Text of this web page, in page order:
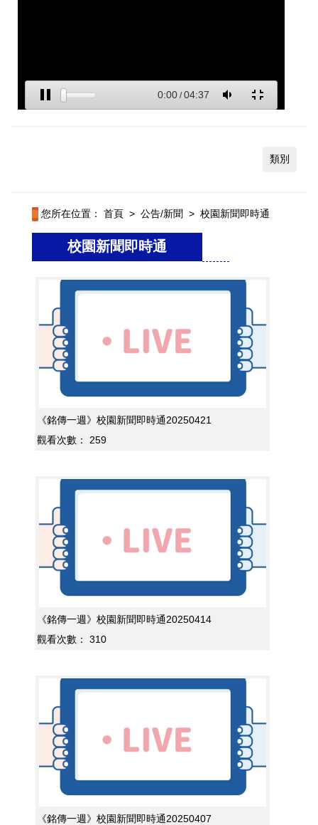
類別
您所在位置： 首頁 > 公告/新聞 > 校園新聞即時通
校園新聞即時通
《銘傳一週》校園新聞即時通20250421
觀看次數：
259
《銘傳一週》校園新聞即時通20250414
觀看次數：
310
《銘傳一週》校園新聞即時通20250407